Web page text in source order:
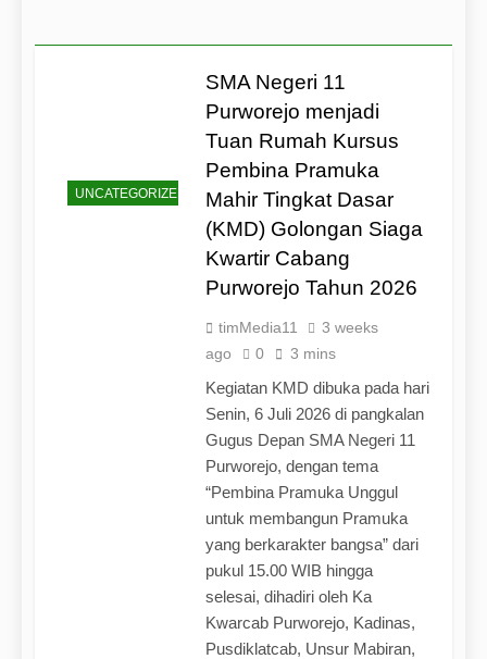
dan Pengabdian Generasi
Kepedulian
UNCATEGORIZED
SMA Negeri 11
Purworejo menjadi
Tuan Rumah Kursus
Pembina Pramuka
Mahir Tingkat Dasar
(KMD) Golongan Siaga
Kwartir Cabang
Purworejo Tahun 2026
timMedia11
3 weeks
ago
0 3 mins
Kegiatan KMD dibuka pada hari
Senin, 6 Juli 2026 di pangkalan
Gugus Depan SMA Negeri 11
Purworejo, dengan tema
“Pembina Pramuka Unggul
untuk membangun Pramuka
yang berkarakter bangsa” dari
pukul 15.00 WIB hingga
selesai, dihadiri oleh Ka
Kwarcab Purworejo, Kadinas,
Pusdiklatcab, Unsur Mabiran,